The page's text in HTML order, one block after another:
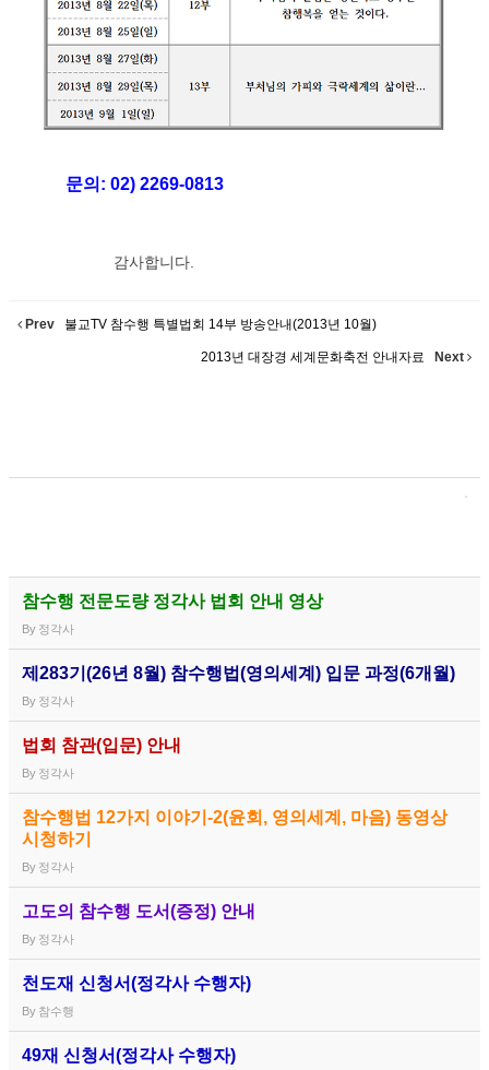
문의: 02) 2269-0813
감사합니다.
Prev 불교TV 참수행 특별법회 14부 방송안내(2013년 10월)
2013년 대장경 세계문화축전 안내자료 Next
참수행 전문도량 정각사 법회 안내 영상
By 정각사
제283기(26년 8월) 참수행법(영의세계) 입문 과정(6개월)
By 정각사
법회 참관(입문) 안내
By 정각사
참수행법 12가지 이야기-2(윤회, 영의세계, 마음) 동영상
시청하기
By 정각사
고도의 참수행 도서(증정) 안내
By 정각사
천도재 신청서(정각사 수행자)
By 참수행
49재 신청서(정각사 수행자)